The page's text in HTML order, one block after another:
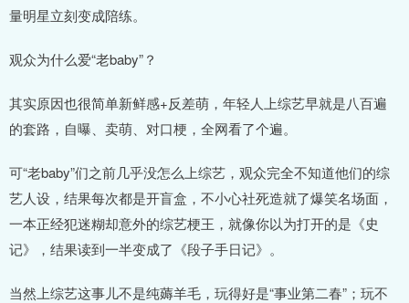
量明星立刻变成陪练。
观众为什么爱“老baby”？
其实原因也很简单新鲜感+反差萌，年轻人上综艺早就是八百遍
的套路，自曝、卖萌、对口梗，全网看了个遍。
可“老baby”们之前几乎没怎么上综艺，观众完全不知道他们的综
艺人设，结果每次都是开盲盒，不小心社死造就了爆笑名场面，
一本正经犯迷糊却意外的综艺梗王，就像你以为打开的是《史
记》，结果读到一半变成了《段子手日记》。
当然上综艺这事儿不是纯薅羊毛，玩得好是“事业第二春”；玩不